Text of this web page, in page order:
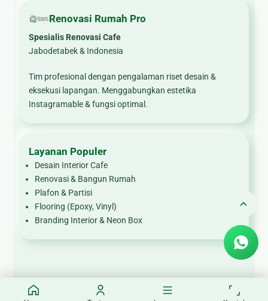
Renovasi Rumah Pro
Spesialis Renovasi Cafe
Jabodetabek & Indonesia
Tim profesional dengan pengalaman riset desain &
eksekusi lapangan. Menggabungkan estetika
Instagramable & fungsi optimal.
Layanan Populer
Desain Interior Cafe
Renovasi & Bangun Rumah
Plafon & Partisi
Flooring (Epoxy, Vinyl)
Branding Interior & Neon Box